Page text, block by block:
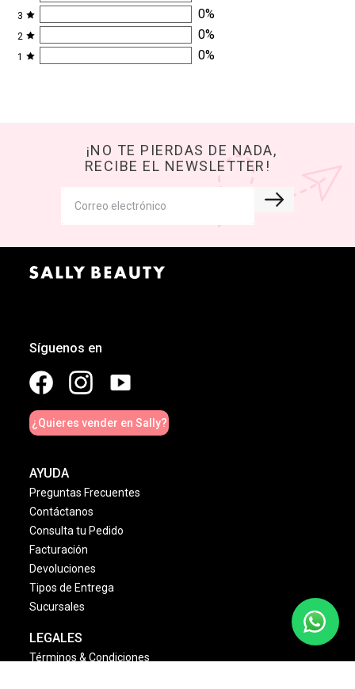
3 0%
2 0%
1 0%
¡NO TE PIERDAS DE NADA,
RECIBE EL NEWSLETTER!
Síguenos en
¿Quieres vender en Sally?
AYUDA
Preguntas Frecuentes
Contáctanos
Consulta tu Pedido
Facturación
Devoluciones
Tipos de Entrega
Sucursales
LEGALES
Términos & Condiciones